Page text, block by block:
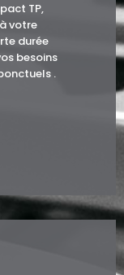
TP,
votre
durée
besoins
.